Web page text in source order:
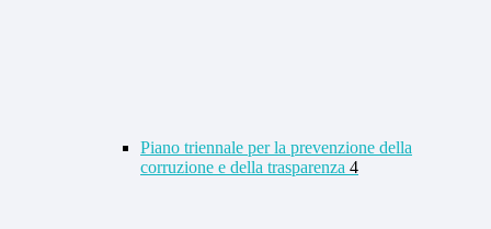
Piano triennale per la prevenzione della
corruzione e della trasparenza 4